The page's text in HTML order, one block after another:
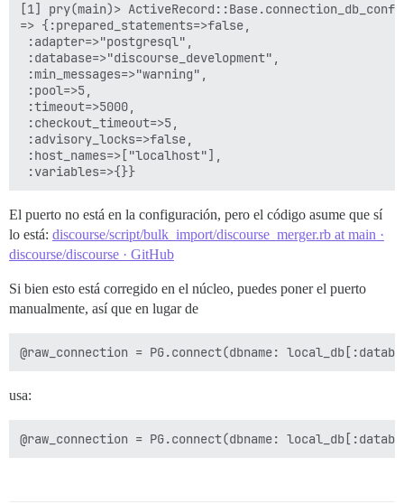
[1] pry(main)>
=> {:prepared_statements=>false,
:adapter=>"postgresql",
:database=>"discourse_development",
:min_messages=>"warning",
:pool=>5,
:timeout=>5000,
:checkout_timeout=>5,
:advisory_locks=>false,
:host_names=>["localhost"],
El puerto no está en la configuración, pero el código asume que sí
lo está: discourse/script/bulk_import/discourse_merger.rb at main ·
discourse/discourse · GitHub
Si bien esto está corregido en el núcleo, puedes poner el puerto
manualmente, así que en lugar de
usa: